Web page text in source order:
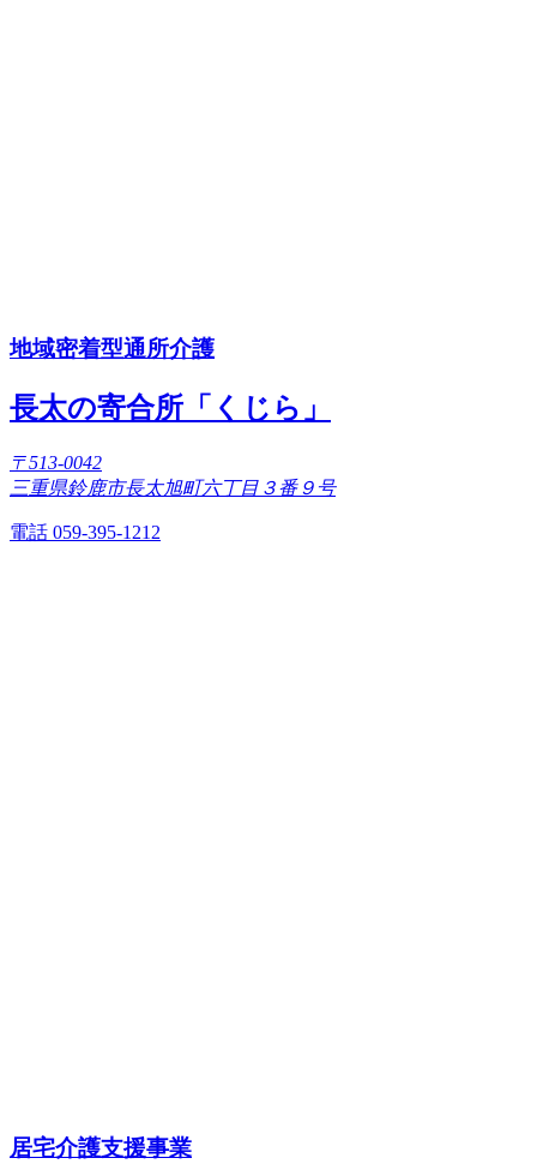
地域密着型通所介護
長太の寄合所「くじら」
〒513-0042
三重県鈴鹿市長太旭町六丁目３番９号
電話 059-395-1212
居宅介護支援事業